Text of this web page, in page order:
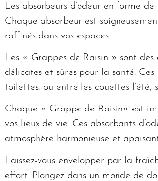
Les absorbeurs d’odeur en forme
Chaque absorbeur est
raffinés dans vos espaces.
Les « Grappes de Raisin » sont
délicates et sûres pour la santé.
toilettes, ou entre les couettes l’été,
Chaque « Grappe de Raisin» est
vos lieux de vie. Ces absorbants
atmosphère harmonieuse et
Laissez-vous envelopper par la
effort. Plongez dans un monde de